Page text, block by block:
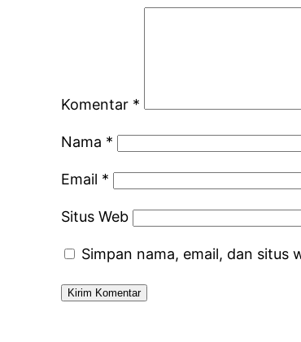
Komentar *
Nama *
Email *
Situs Web
Simpan nama, email, dan situs